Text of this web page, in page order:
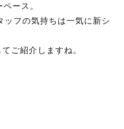
ース。
フの気持ちは一気に新シ
ご紹介しますね。